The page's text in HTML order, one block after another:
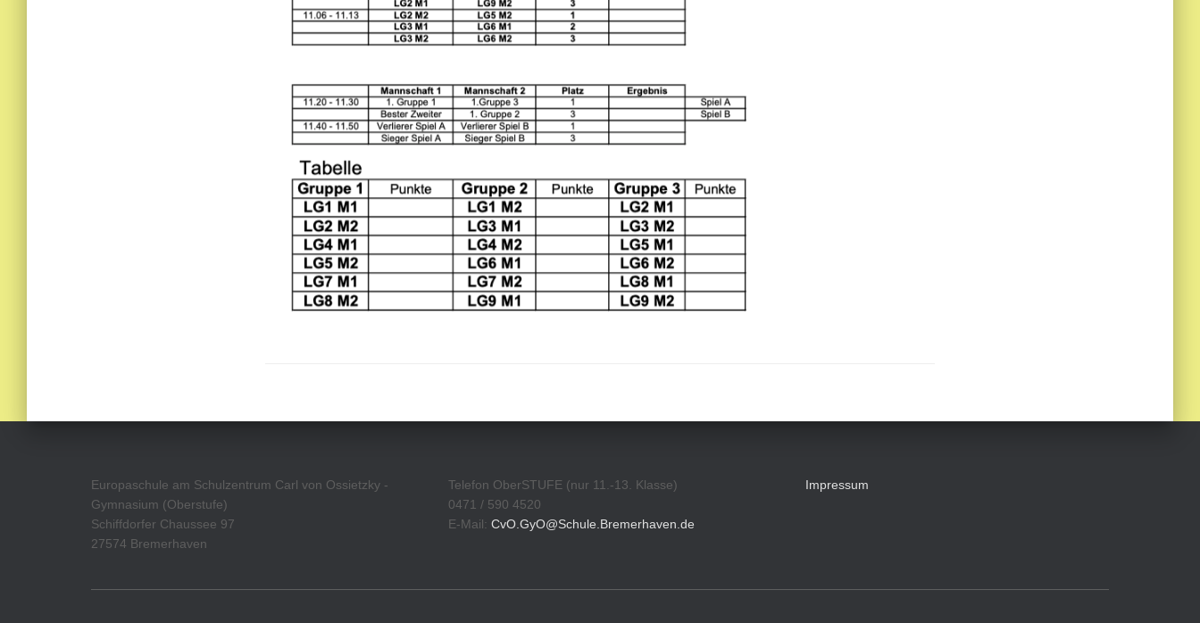
Europaschule am Schulzentrum Carl von Ossietzky -
Gymnasium (Oberstufe)
Schiffdorfer Chaussee 97
27574 Bremerhaven
Telefon OberSTUFE (nur 11.-13. Klasse)
0471 / 590 4520
E-Mail: CvO.GyO@Schule.Bremerhaven.de
Impressum